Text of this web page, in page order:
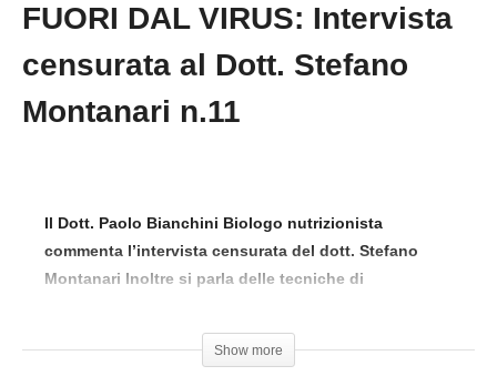
Copy Embed Code
televendita della storia! parte 1 n.186
FUORI DAL VIRUS: Intervista
censurata al Dott. Stefano
Montanari n.11
Il Dott. Paolo Bianchini Biologo nutrizionista
commenta l’intervista censurata del dott. Stefano
Montanari Inoltre si parla delle tecniche di
Show more